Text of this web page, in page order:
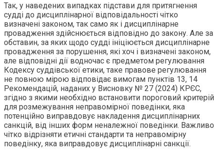
Так, у наведених випадках підстави для притягнення
судді до дисциплінарної відповідальності чітко
визначені законом, так само як і дисциплінарне
провадження здійснюється відповідно до закону. Але за
обставин, за яких щодо судді ініціюється дисциплінарне
провадження за порушення, які хоч і визначені законом,
але відповідні дії водночас є предметом регулювання
Кодексу суддівської етики, таке правове регулювання
не повною мірою відповідає вимогам пунктів 13, 14
Рекомендацій, наданих у Висновку № 27 (2024) КРЄС,
згідно з якими необхідно встановити пороговий критерій
для розмежування неправомірної поведінки, яка
потенційно виправдовує накладення дисциплінарних
санкцій, від інших форм неналежної поведінки. Важливо
чітко відрізняти етичні стандарти та неправомірну
поведінку, яка виправдовує дисциплінарні санкції.